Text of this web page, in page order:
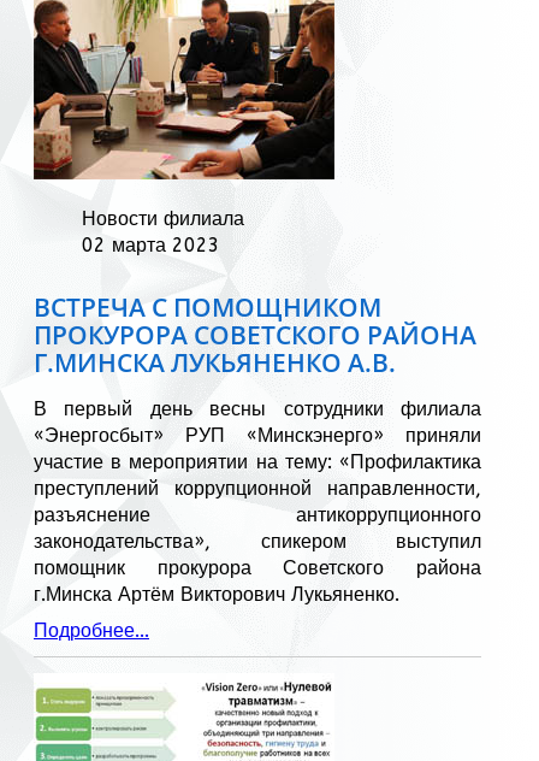
Новости филиала
02 марта 2023
ВСТРЕЧА С ПОМОЩНИКОМ
ПРОКУРОРА СОВЕТСКОГО РАЙОНА
Г.МИНСКА ЛУКЬЯНЕНКО А.В.
В первый день весны сотрудники филиала
«Энергосбыт» РУП «Минскэнерго» приняли
участие в мероприятии на тему: «Профилактика
преступлений коррупционной направленности,
разъяснение антикоррупционного
законодательства», спикером выступил
помощник прокурора Советского района
г.Минска Артём Викторович Лукьяненко.
Подробнее...